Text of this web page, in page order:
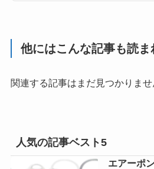
他にはこんな記事も読ま
関連する記事はまだ見つかりませ
人気の記事ベスト5
エアーポ